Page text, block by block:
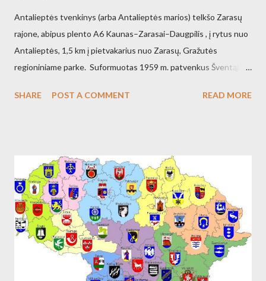
Antalieptės tvenkinys (arba Antalieptės marios) telkšo Zarasų
rajone, abipus plento A6 Kaunas–Zarasai–Daugpilis , į rytus nuo
Antalieptės, 1,5 km į pietvakarius nuo Zarasų, Gražutės
regioniniame parke. Suformuotas 1959 m. patvenkus Šventąją
(galia 2460 kW) reikmėms. Kraštovaizdžio draustinis.
SHARE POST A COMMENT READ MORE